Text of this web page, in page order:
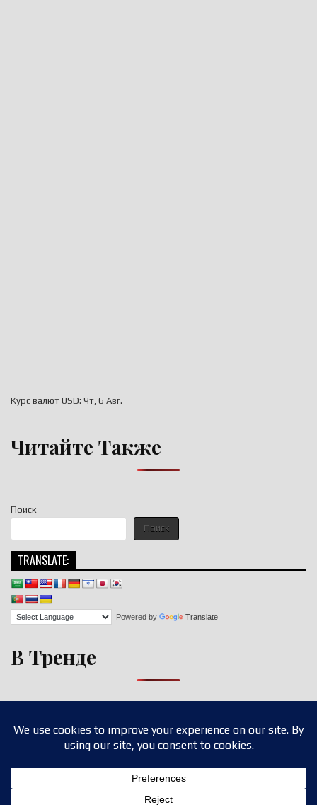
Поиск
Поиск
TRANSLATE:
Powered by Translate
В Тренде
Курс валют USD: Чт, 6 Авг.
Читайте Также
Design by ThemesDNA.com